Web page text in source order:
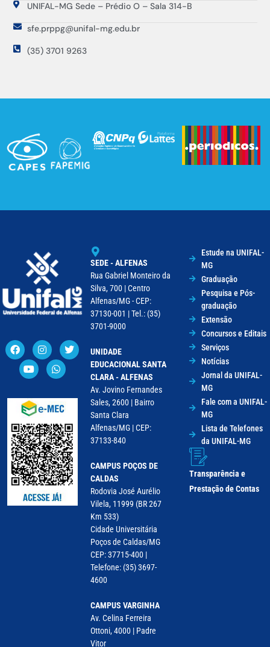
UNIFAL-MG Sede – Prédio O – Sala 314-B
sfe.prppg@unifal-mg.edu.br
(35) 3701 9263
SEDE - ALFENAS
Rua Gabriel Monteiro da
Silva, 700 | Centro
Alfenas/MG - CEP:
37130-001 | Tel.: (35)
3701-9000
UNIDADE
EDUCACIONAL SANTA
CLARA - ALFENAS
Av. Jovino Fernandes
Sales, 2600 | Bairro
Santa Clara
Alfenas/MG | CEP:
37133-840
CAMPUS POÇOS DE
CALDAS
Rodovia José Aurélio
Vilela, 11999 (BR 267
Km 533)
Cidade Universitária
Poços de Caldas/MG
CEP: 37715-400 |
Telefone: (35) 3697-
4600
CAMPUS VARGINHA
Av. Celina Ferreira
Ottoni, 4000 | Padre
Vitor
Estude na UNIFAL-
MG
Graduação
Pesquisa e Pós-
graduação
Extensão
Concursos e Editais
Serviços
Notícias
Jornal da UNIFAL-
MG
Fale com a UNIFAL-
MG
Lista de Telefones
da UNIFAL-MG
Transparência e
Prestação de Contas